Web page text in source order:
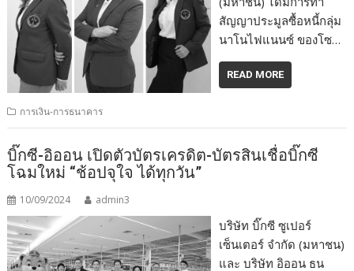
สัญญาประมูลซื้อหนี้กลุ่ม
นาโนไฟแนนซ์ ของโซ…
READ MORE
การเงิน-การธนาคาร
บิ๊กซี-อิออน เปิดตัวบัตรเครดิต-บัตรสินเชื่อบิ๊กซี
โฉมใหม่ “ช้อปจุใจ ได้ทุกวัน”
10/09/2024 admin3
บริษัท บิ๊กซี ซูเปอร์
เซ็นเตอร์ จำกัด (มหาชน)
และ บริษัท อิออน ธน